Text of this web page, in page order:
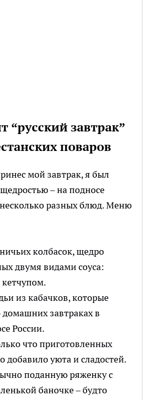
“русский завтрак”
поваров
мой завтрак, я был
– на подносе
несколько разных блюд. Меню
колбасок, щедро
двумя видами соуса:
из кабачков, которые
завтраках в
России.
что приготовленных
добавило уюта и сладостей.
поданную ряженку с
баночке – будто